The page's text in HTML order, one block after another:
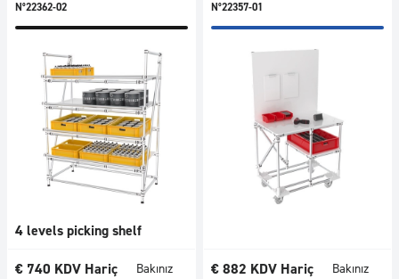
N°22362-02
4 levels picking shelf
€ 740 KDV Hariç Bakınız
N°22357-01
€ 882 KDV Hariç Bakınız